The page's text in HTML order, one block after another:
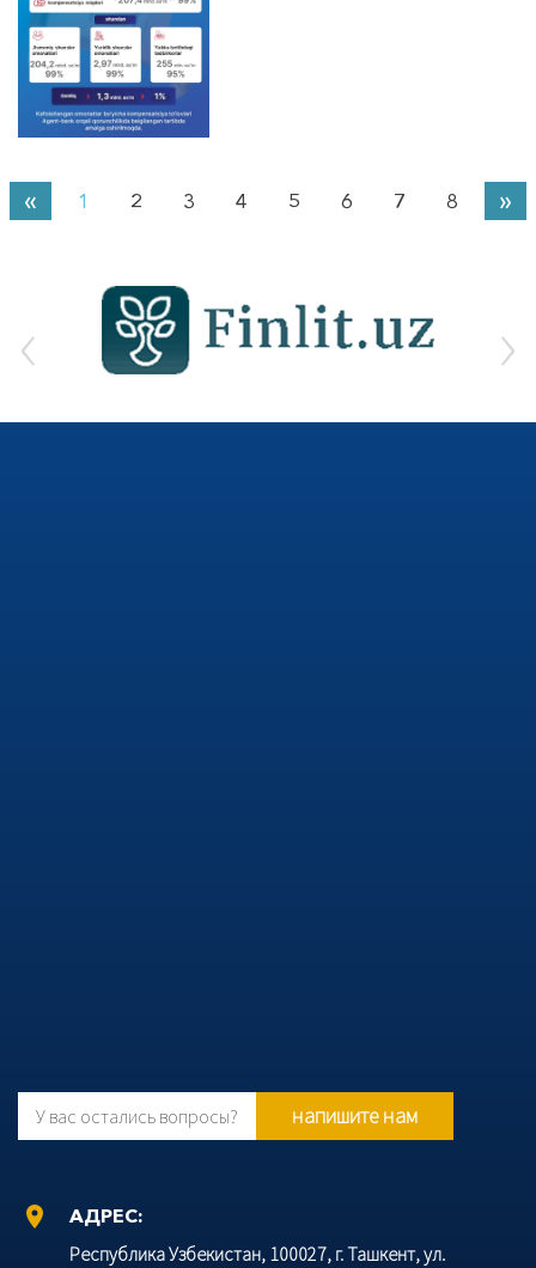
« 1 2 3 4 5 6 7 8 »
‹ ›
У вас остались вопросы? напишите нам
location_on
АДРЕС:
Республика Узбекистан, 100027, г. Ташкент, ул.